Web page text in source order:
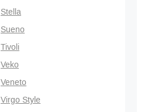
Stella
Sueno
Tivoli
Veko
Veneto
Virgo Style